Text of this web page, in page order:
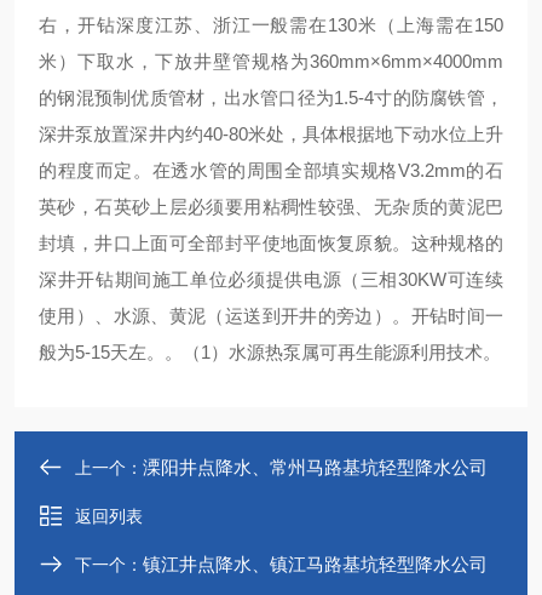
右，开钻深度江苏、浙江一般需在130米（上海需在150
米）下取水，下放井壁管规格为360mm×6mm×4000mm
的钢混预制优质管材，出水管口径为1.5-4寸的防腐铁管，
深井泵放置深井内约40-80米处，具体根据地下动水位上升
的程度而定。在透水管的周围全部填实规格V3.2mm的石
英砂，石英砂上层必须要用粘稠性较强、无杂质的黄泥巴
封填，井口上面可全部封平使地面恢复原貌。这种规格的
深井开钻期间施工单位必须提供电源（三相30KW可连续
使用）、水源、黄泥（运送到开井的旁边）。开钻时间一
般为5-15天左。。（1）水源热泵属可再生能源利用技术。
上一个： 溧阳井点降水、常州马路基坑轻型降水公司
返回列表
下一个： 镇江井点降水、镇江马路基坑轻型降水公司